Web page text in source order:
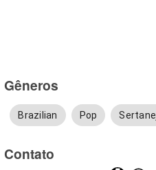
Gêneros
Brazilian Pop
Contato